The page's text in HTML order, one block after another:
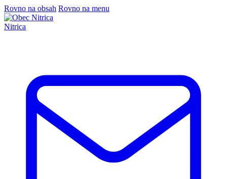
Rovno na obsah Rovno na menu
Nitrica